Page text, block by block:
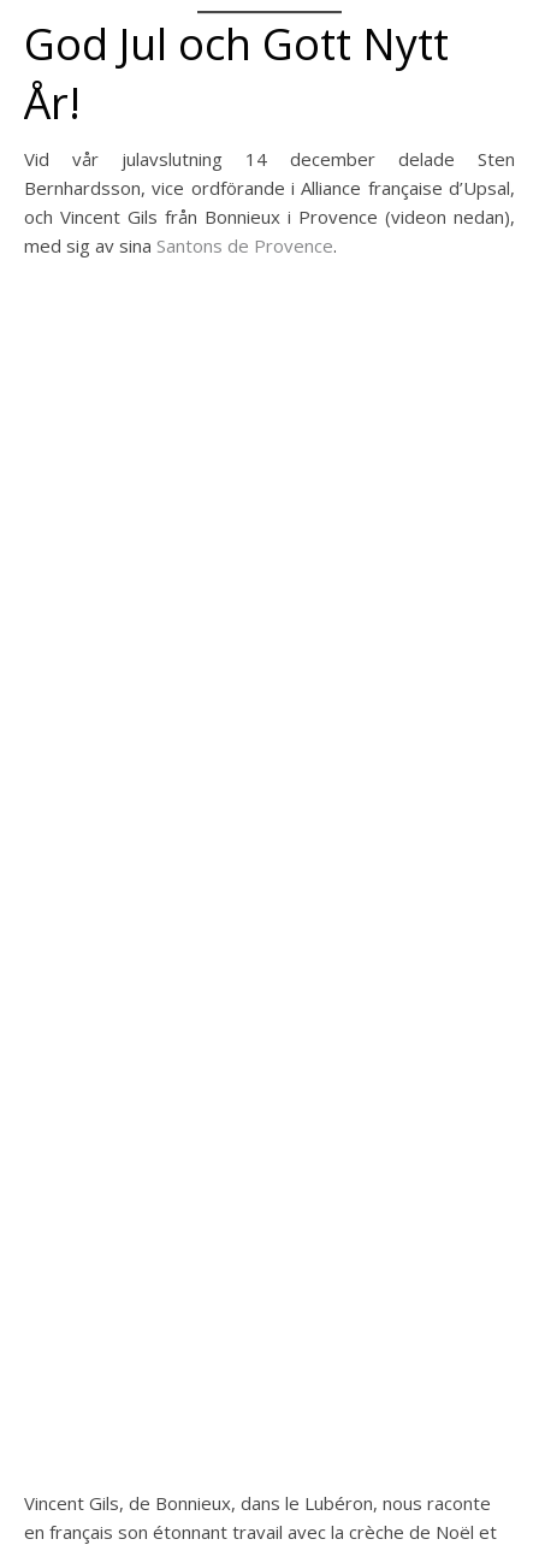
God Jul och Gott Nytt
År!
Vid vår julavslutning 14 december delade Sten
Bernhardsson, vice ordförande i Alliance française d’Upsal,
och Vincent Gils från Bonnieux i Provence (videon nedan),
med sig av sina Santons de Provence.
Vincent Gils, de Bonnieux, dans le Lubéron, nous raconte
en français son étonnant travail avec la crèche de Noël et